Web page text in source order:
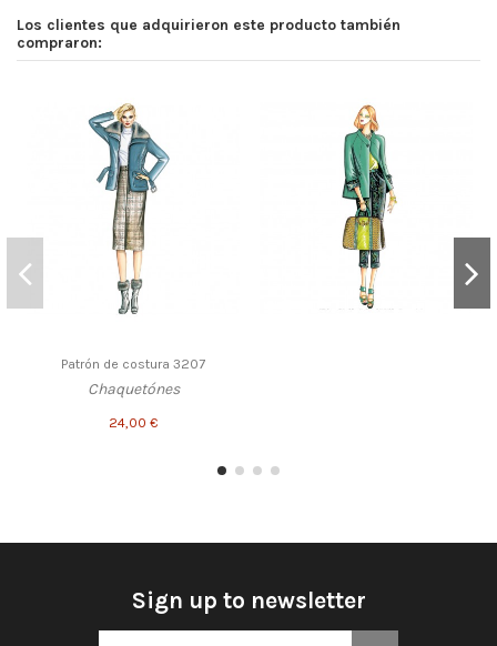
Los clientes que adquirieron este producto también
compraron:
Patrón de costura 3207
Chaquetónes
24,00 €
Sign up to newsletter